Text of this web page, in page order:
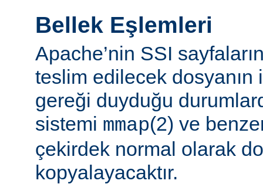
Bellek Eşlemleri
Apache’nin SSI
teslim edilecek dosyanın
gereği duyduğu
sistemi mmap(2) ve
çekirdek normal olarak
kopyalayacaktır.